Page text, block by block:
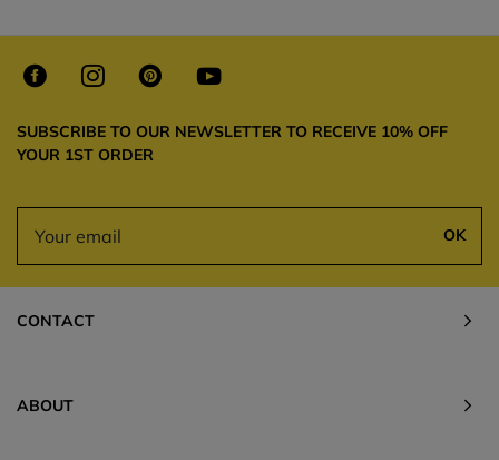
SUBSCRIBE TO OUR NEWSLETTER TO RECEIVE 10% OFF
YOUR 1ST ORDER
OK
CONTACT
ABOUT